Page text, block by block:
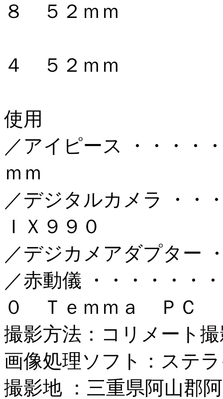
８ ５２ｍｍ
４ ５２ｍｍ
使用
／アイピース ・・・・
ｍｍ
／デジタルカメラ ・・
ＩＸ９９０
／デジカメアダプター
／赤動儀 ・・・・・・
０ Ｔｅｍｍａ ＰＣ
撮影方法：コリメート
画像処理ソフト：ステ
撮影地 ：三重県阿山郡